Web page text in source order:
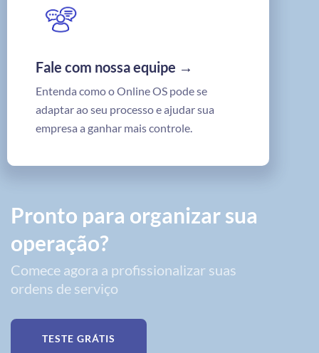
Fale com nossa equipe →
Entenda como o Online OS pode se
adaptar ao seu processo e ajudar sua
empresa a ganhar mais controle.
Pronto para organizar sua
operação?
Comece agora a profissionalizar suas
ordens de serviço
TESTE GRÁTIS